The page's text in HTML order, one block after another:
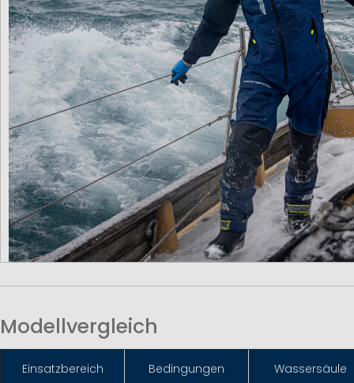
Modellvergleich
Einsatzbereich Bedingungen Wassersäule